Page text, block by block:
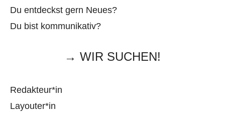
Du entdeckst gern Neues?
Du bist kommunikativ?
→ WIR SUCHEN!
Redakteur*in
Layouter*in